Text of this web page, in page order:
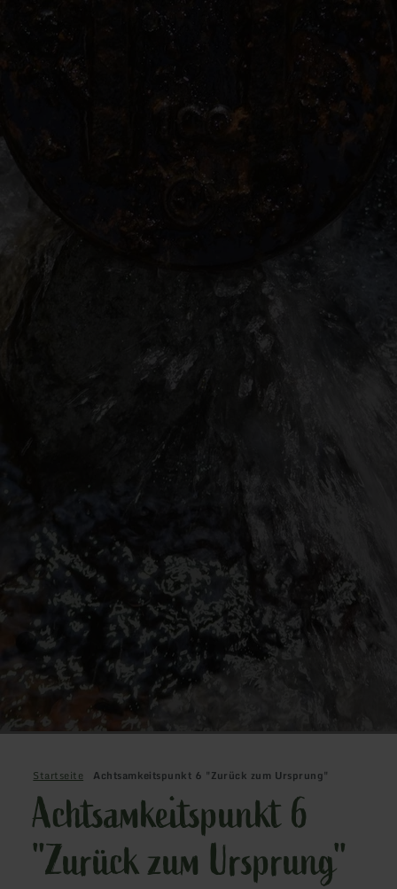
Startseite Achtsamkeitspunkt 6 "Zurück zum Ursprung"
Achtsamkeitspunkt 6
"Zurück zum Ursprung"